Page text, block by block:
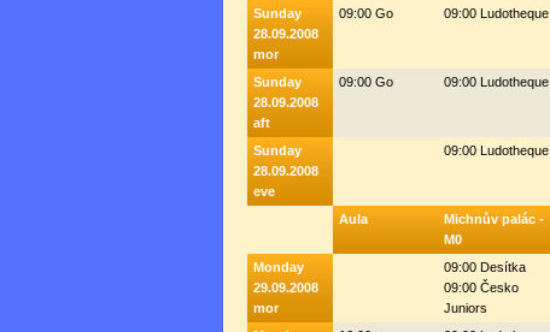
Sunday
28.09.2008
mor
09:00 Go 09:00 Ludotheque
Sunday
28.09.2008
aft
09:00 Go 09:00 Ludotheque
Sunday
28.09.2008
eve
09:00 Ludotheque
Aula
Michnův palác -
M0
Monday
29.09.2008
mor
09:00 Desítka
09:00 Česko
Juniors